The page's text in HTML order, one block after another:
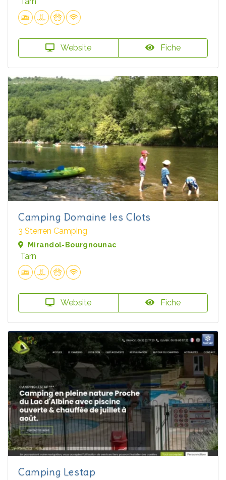
Website Fiche
Camping Domaine les Clots
3 Sterren Camping
Mirandol-Bourgnounac
Tarn
Website Fiche
Camping Lestap